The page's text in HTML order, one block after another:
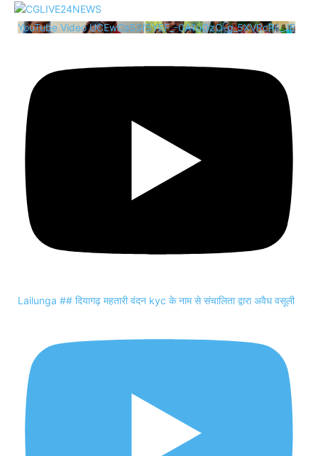
YouTube Video UCEwCsS3f5YEF_-0A1uOzO-g_5XVRcRii_JE
Lailunga ## दियागढ़ महतारी वंदन kyc के नाम से संचालिता द्वारा अवैध वसूली